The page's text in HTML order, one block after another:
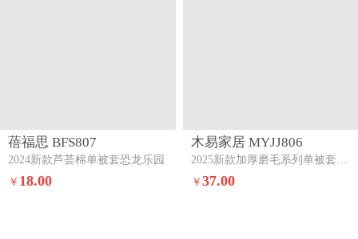
蓓福思 BFS807
2024新款芦荟棉单被套恐龙乐园
￥ 18.00
木易家居 MYJJ806
2025新款加厚磨毛系列单被套米亚-灰
￥ 37.00